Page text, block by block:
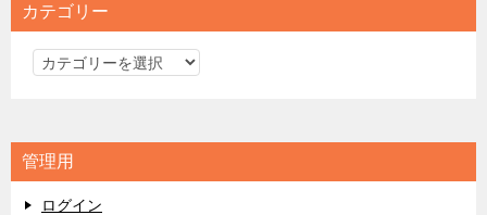
カテゴリー
カ
リ
ー
管理用
ログイン